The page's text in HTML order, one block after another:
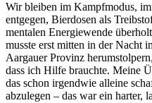
Wir bleiben im Kampfmodus,
entgegen, Bierdosen als
mentalen Energiewende
musste erst mitten in der Nacht
Aargauer Provinz
dass ich Hilfe brauchte. Meine
das schon irgendwie alleine
abzulegen – das war ein harter,